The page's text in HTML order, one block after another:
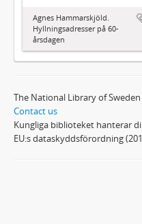
Agnes Hammarskjöld.
Hyllningsadresser på 60-
årsdagen
The National Library of Sweden
Contact us
Kungliga biblioteket hanterar
EU:s dataskyddsförordning